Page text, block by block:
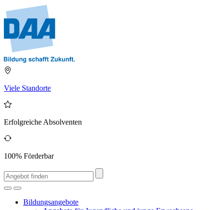
Viele Standorte
Erfolgreiche Absolventen
100% Förderbar
Bildungsangebote